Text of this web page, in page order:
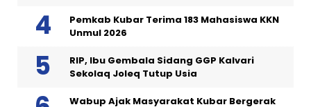
Pemkab Kubar Terima 183 Mahasiswa KKN
Unmul 2026
RIP, Ibu Gembala Sidang GGP Kalvari
Sekolaq Joleq Tutup Usia
Wabup Ajak Masyarakat Kubar Bergerak